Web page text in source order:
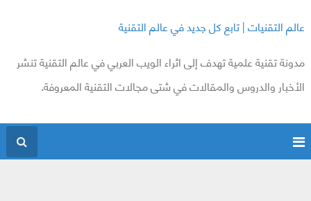
عالم التقنيات | تابع كل جديد في عالم التقنية
مدونة تقنية علمية تهدف إلى اثراء الويب العربي في عالم التقنية تنشر
الأخبار والدروس والمقالات في شتى مجالات التقنية المعروفة.